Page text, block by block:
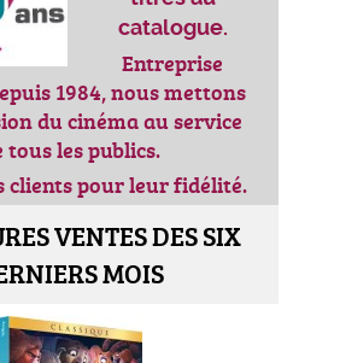
catalogue.
Entreprise
1984, nous mettons
du cinéma au service
tous les publics.
clients pour leur fidélité.
VENTES DES SIX
MOIS